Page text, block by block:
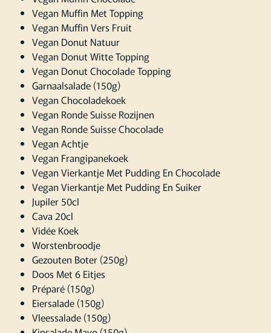
Vegan Muffin Met Topping
Vegan Muffin Vers Fruit
Vegan Donut Natuur
Vegan Donut Witte Topping
Vegan Donut Chocolade Topping
Garnaalsalade (150g)
Vegan Chocoladekoek
Vegan Ronde Suisse Rozijnen
Vegan Ronde Suisse Chocolade
Vegan Achtje
Vegan Frangipanekoek
Vegan Vierkantje Met Pudding En Chocolade
Vegan Vierkantje Met Pudding En Suiker
Jupiler 50cl
Cava 20cl
Vidée Koek
Worstenbroodje
Gezouten Boter (250g)
Doos Met 6 Eitjes
Préparé (150g)
Eiersalade (150g)
Vleessalade (150g)